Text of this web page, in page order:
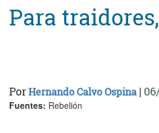
Para
PorHernando Calvo Ospina |
Fuentes: Rebelión